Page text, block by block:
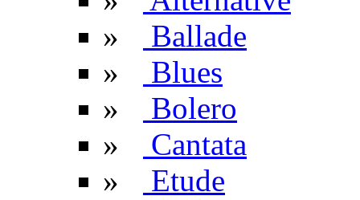
»
Ballade
»
Blues
»
Bolero
»
Cantata
»
Etude